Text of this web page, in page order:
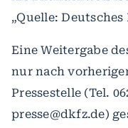
„Quelle:
Eine Weitergabe
nur nach
Pressestelle (Tel.
presse@dkfz.de)